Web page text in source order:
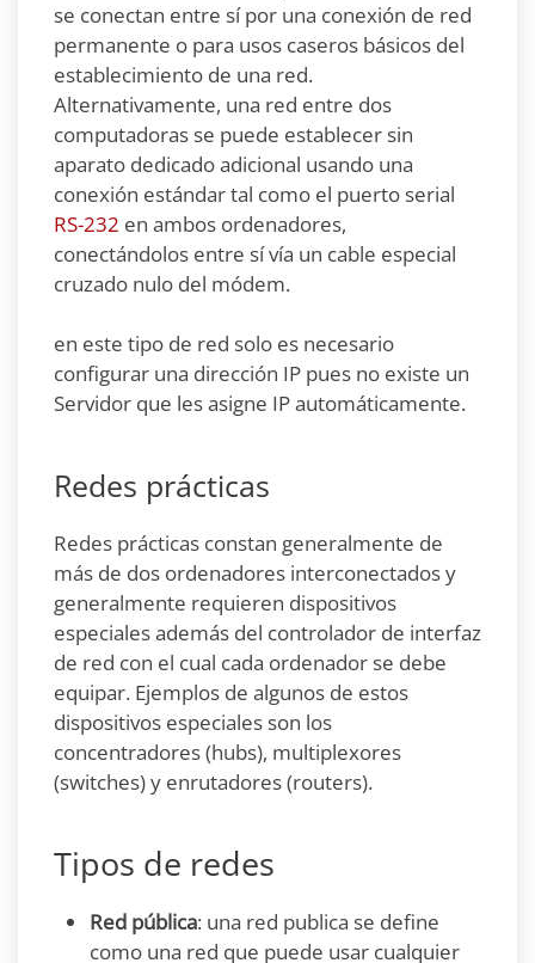
se conectan entre sí por una conexión de red
permanente o para usos caseros básicos del
establecimiento de una red.
Alternativamente, una red entre dos
computadoras se puede establecer sin
aparato dedicado adicional usando una
conexión estándar tal como el puerto serial
RS-232 en ambos ordenadores,
conectándolos entre sí vía un cable especial
cruzado nulo del módem.
en este tipo de red solo es necesario
configurar una dirección IP pues no existe un
Servidor que les asigne IP automáticamente.
Redes prácticas
Redes prácticas constan generalmente de
más de dos ordenadores interconectados y
generalmente requieren dispositivos
especiales además del controlador de interfaz
de red con el cual cada ordenador se debe
equipar. Ejemplos de algunos de estos
dispositivos especiales son los
concentradores (hubs), multiplexores
(switches) y enrutadores (routers).
Tipos de redes
Red pública: una red publica se define
como una red que puede usar cualquier